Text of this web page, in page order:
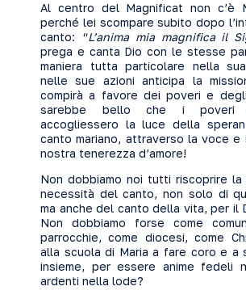
Al centro del Magnificat non c’è
perché lei scompare subito dopo
canto: “L’anima mia magnifica il
prega e canta Dio con le stesse
maniera tutta particolare nella
nelle sue azioni anticipa la
compirà a favore dei poveri e
sarebbe bello che i poveri
accogliessero la luce della
canto mariano, attraverso la voce e
nostra tenerezza d’amore!
Non dobbiamo noi tutti riscoprire
necessità del canto, non solo di
ma anche del canto della vita, per il
Non dobbiamo forse come
parrocchie, come diocesi, come
alla scuola di Maria a fare coro e a
insieme, per essere anime fedeli
ardenti nella lode?